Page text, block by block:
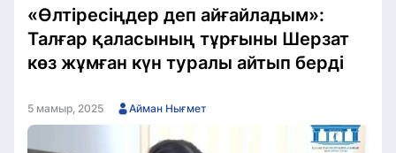
«Өлтіресіңдер деп айғайладым»:
Талғар қаласының тұрғыны Шерзат
көз жұмған күн туралы айтып берді
5 мамыр, 2025 Айман Нығмет